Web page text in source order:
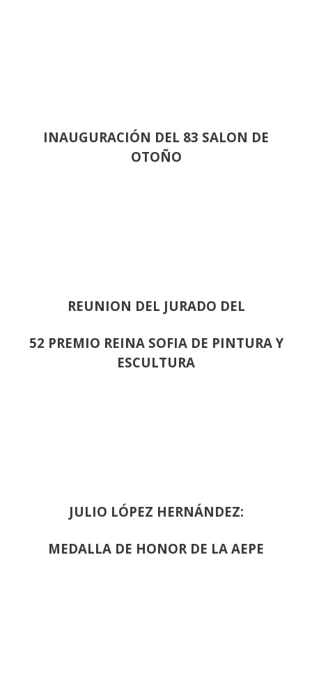
INAUGURACIÓN DEL 83 SALON DE
OTOÑO
REUNION DEL JURADO DEL
52 PREMIO REINA SOFIA DE PINTURA Y
ESCULTURA
JULIO LÓPEZ HERNÁNDEZ:
MEDALLA DE HONOR DE LA AEPE